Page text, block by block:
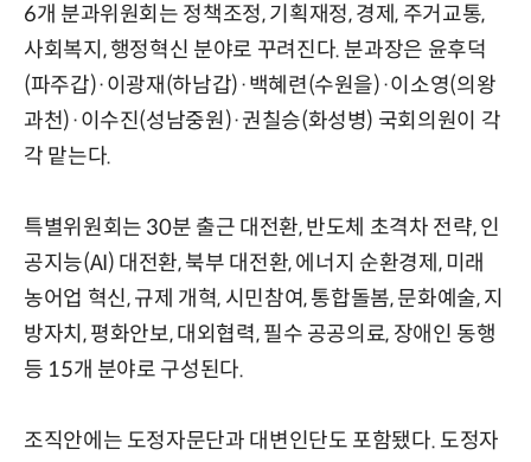
6개 분과위원회는 정책조정, 기획재정, 경제, 주거교통,
사회복지, 행정혁신 분야로 꾸려진다. 분과장은 윤후덕
(파주갑)·이광재(하남갑)·백혜련(수원을)·이소영(의왕
과천)·이수진(성남중원)·권칠승(화성병) 국회의원이 각
각 맡는다.
특별위원회는 30분 출근 대전환, 반도체 초격차 전략, 인
공지능(AI) 대전환, 북부 대전환, 에너지 순환경제, 미래
농어업 혁신, 규제 개혁, 시민참여, 통합돌봄, 문화예술, 지
방자치, 평화안보, 대외협력, 필수 공공의료, 장애인 동행
등 15개 분야로 구성된다.
조직안에는 도정자문단과 대변인단도 포함됐다. 도정자